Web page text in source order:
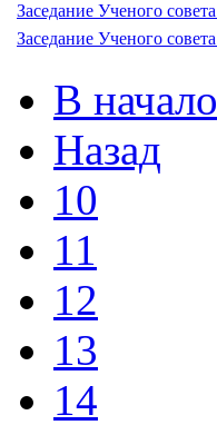
Заседание Ученого
Заседание Ученого
В начало
Назад
10
11
12
13
14